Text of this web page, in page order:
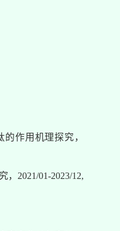
作用机理探究，
2021/01-2023/12,